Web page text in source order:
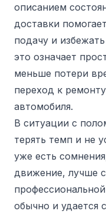
описанием
доставки
подачу и
это означает
меньше потери
переход к
автомобиля.
В ситуации с
терять темп и не
уже есть
движение, лучше
обычно и удается